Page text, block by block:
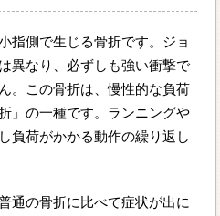
指側で生じる骨折です。ジョ
異なり、必ずしも強い衝撃で
。この骨折は、慢性的な負荷
」の一種です。ランニングや
負荷がかかる動作の繰り返し
通の骨折に比べて症状が出に